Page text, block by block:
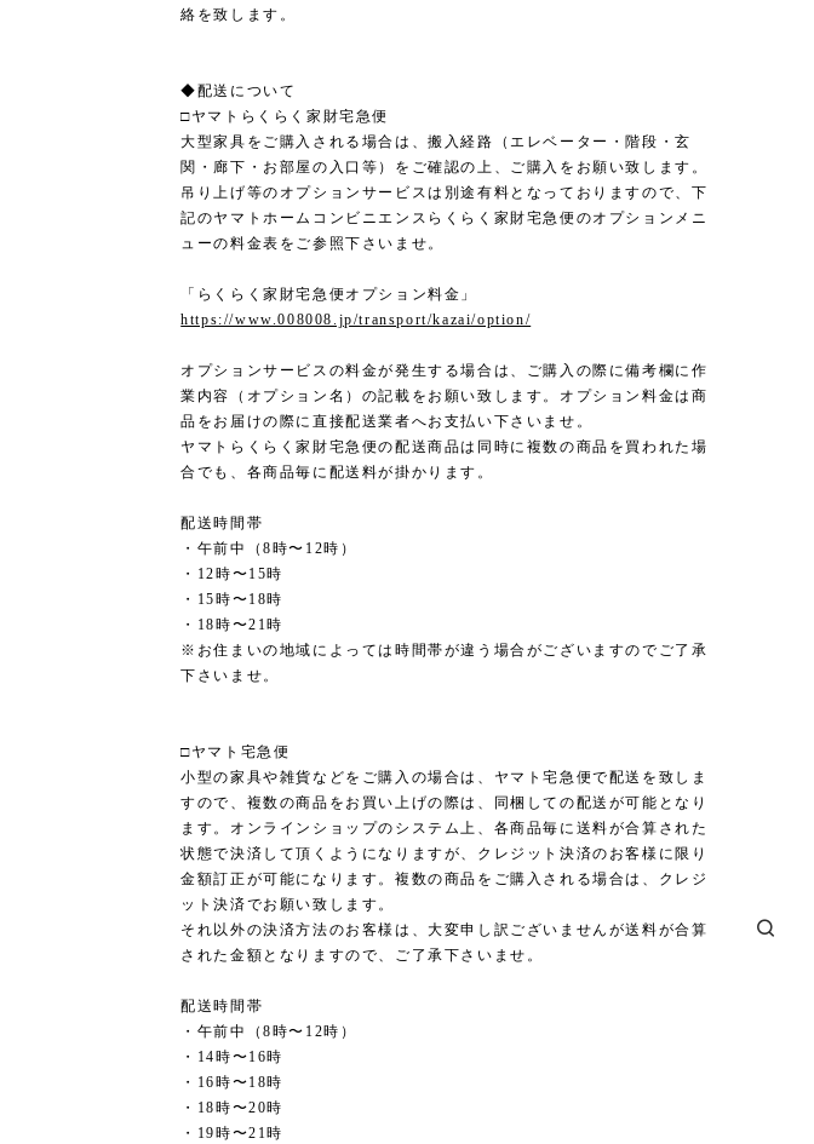
絡を致します。
◆配送について
□ヤマトらくらく家財宅急便
大型家具をご購入される場合は、搬入経路（エレベーター・階段・玄
関・廊下・お部屋の入口等）をご確認の上、ご購入をお願い致します。
吊り上げ等のオプションサービスは別途有料となっておりますので、下
記のヤマトホームコンビニエンスらくらく家財宅急便のオプションメニ
ューの料金表をご参照下さいませ。
「らくらく家財宅急便オプション料金」
https://www.008008.jp/transport/kazai/option/
オプションサービスの料金が発生する場合は、ご購入の際に備考欄に作
業内容（オプション名）の記載をお願い致します。オプション料金は商
品をお届けの際に直接配送業者へお支払い下さいませ。
ヤマトらくらく家財宅急便の配送商品は同時に複数の商品を買われた場
合でも、各商品毎に配送料が掛かります。
配送時間帯
・午前中（8時〜12時）
・12時〜15時
・15時〜18時
・18時〜21時
※お住まいの地域によっては時間帯が違う場合がございますのでご了承
下さいませ。
□ヤマト宅急便
小型の家具や雑貨などをご購入の場合は、ヤマト宅急便で配送を致しま
すので、複数の商品をお買い上げの際は、同梱しての配送が可能となり
ます。オンラインショップのシステム上、各商品毎に送料が合算された
状態で決済して頂くようになりますが、クレジット決済のお客様に限り
金額訂正が可能になります。複数の商品をご購入される場合は、クレジ
ット決済でお願い致します。
それ以外の決済方法のお客様は、大変申し訳ございませんが送料が合算
された金額となりますので、ご了承下さいませ。
配送時間帯
・午前中（8時〜12時）
・14時〜16時
・16時〜18時
・18時〜20時
・19時〜21時